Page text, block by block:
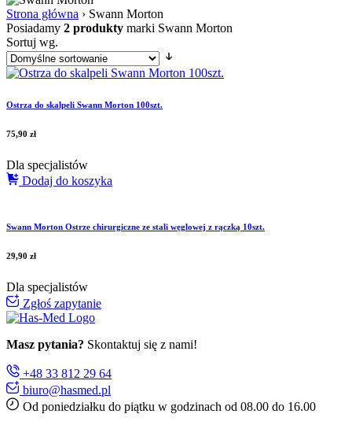
Strona główna › Swann Morton
Posiadamy 2 produkty marki Swann Morton
Sortuj wg.
Ostrza do skalpeli Swann Morton 100szt.
75,90 zł
Dla specjalistów
Dodaj do koszyka
Swann Morton Ostrze chirurgiczne ze stali węglowej z rączką 10szt.
29,90 zł
Dla specjalistów
Zgłoś zapytanie
Masz pytania? Skontaktuj się z nami!
+48 33 812 29 64
biuro@hasmed.pl
Od poniedziałku do piątku w godzinach od 08.00 do 16.00